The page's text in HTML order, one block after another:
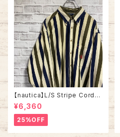
【nautica】L/S Stripe Cordur
oy Shirt L 90s ノーティカ スト
ライプ コーデュロイ シャツ ボタ
ンダウン 長袖 ワンポイントロゴ
刺繍ロゴ 旧タグ USA アメリカ
古着
¥6,360
25%OFF